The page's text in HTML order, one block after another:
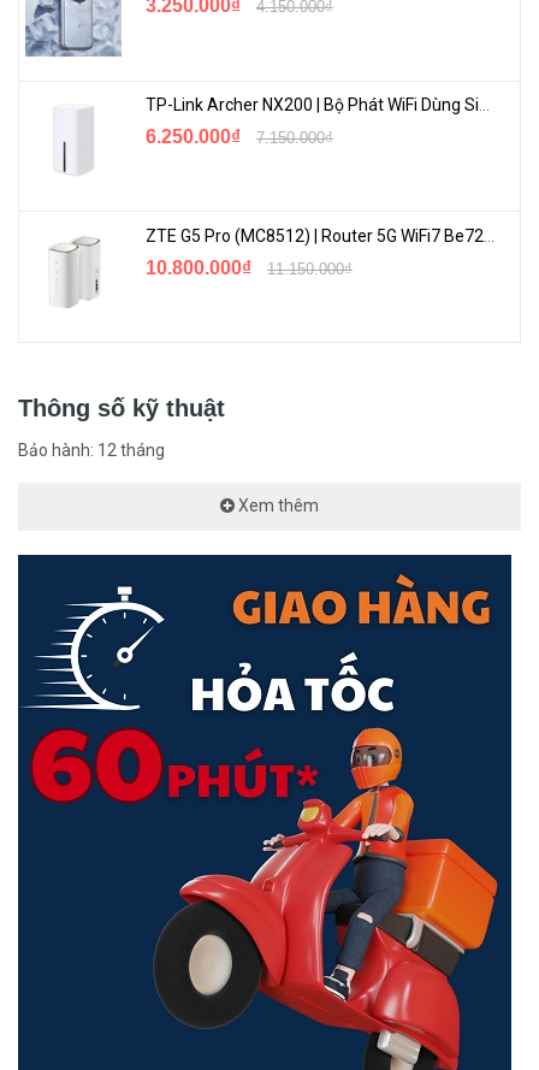
3.250.000₫ 4.150.000₫
6.250.000₫ 7.150.000₫
10.800.000₫ 11.150.000₫
Thông số kỹ thuật
Bảo hành: 12 tháng
Xem thêm